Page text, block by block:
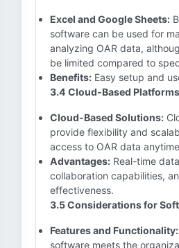
Excel and Google Sheets:
software can be used for
analyzing OAR data,
be limited compared to
Benefits: Easy setup and
3.4 Cloud-Based
Cloud-Based Solutions:
provide flexibility and
access to OAR data
Advantages: Real-time
collaboration capabilities,
effectiveness.
3.5 Considerations for
Features and Functionality:
software meets the